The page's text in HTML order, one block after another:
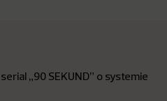
„90 SEKUND” o systemie